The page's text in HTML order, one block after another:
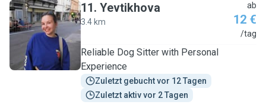
Y
11. Yevtikhova
3.4 km
ab
12 €
/tag
Reliable Dog Sitter with Personal
Experience
Zuletzt gebucht vor 12 Tagen
Zuletzt aktiv vor 2 Tagen